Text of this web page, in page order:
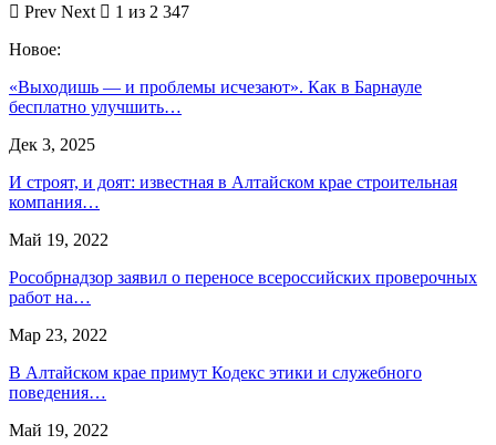
Prev Next
1 из 2 347
Новое:
«Выходишь — и проблемы исчезают». Как в Барнауле
бесплатно улучшить…
Дек 3, 2025
И строят, и доят: известная в Алтайском крае строительная
компания…
Май 19, 2022
Рособрнадзор заявил о переносе всероссийских проверочных
работ на…
Мар 23, 2022
В Алтайском крае примут Кодекс этики и служебного
поведения…
Май 19, 2022